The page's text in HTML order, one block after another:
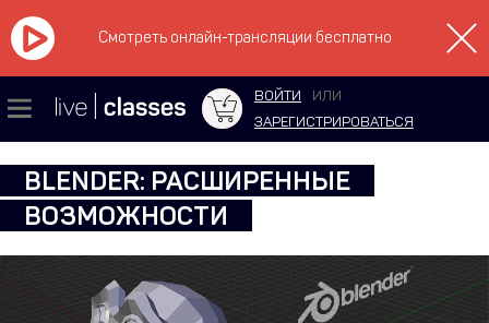
Смотреть онлайн-трансляции бесплатно
ВОЙТИ
ИЛИ
ЗАРЕГИСТРИРОВАТЬСЯ
BLENDER: РАСШИРЕННЫЕ
ВОЗМОЖНОСТИ